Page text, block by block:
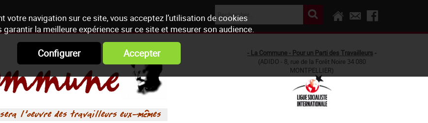
votre navigation sur ce site, vous acceptez l’utilisation de cookies
garantir la meilleure expérience sur ce site et mesurer son audience.
Configurer Accepter - La Commune - Pour un Parti des Travailleurs -
(ADIDO - 8, rue de la Forêt Noire 34 080
MONTPELLIER)